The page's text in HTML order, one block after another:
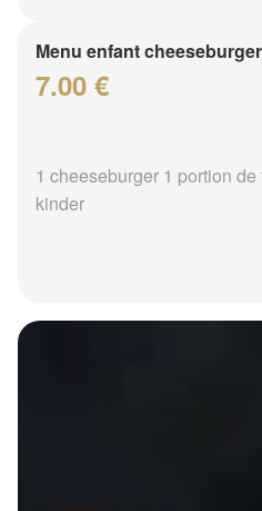
Menu enfant cheeseburger
7.00 €
1 cheeseburger 1 portion
kinder